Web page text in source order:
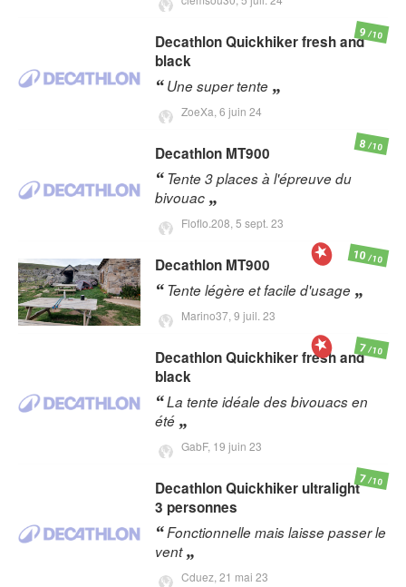
DecathlonQuickhiker fresh and
black
Une super tente
ZoeXa, 6 juin 24
9/10
Decathlon MT900
Tente 3 places à l'épreuve du
bivouac
Floflo.208, 5 sept. 23
8/10
Decathlon MT900
Tente légère et facile d'usage
Marino37, 9 juil. 23
10/10
DecathlonQuickhiker fresh and
black
La tente idéale des bivouacs en
été
GabF, 19 juin 23
7/10
DecathlonQuickhiker ultralight
3 personnes
Fonctionnelle mais laisse passer le
vent
Cduez, 21 mai 23
7/10